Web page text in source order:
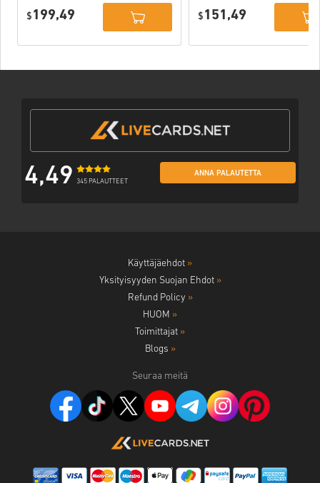
$ 199,49
$ 151,49
4,49 345 PALAUTTEET
ANNA PALAUTETTA
Käyttäjäehdot »
Yksityisyyden Suojan Ehdot »
Refund Policy »
HUOM »
Toimittajat »
Blogs »
Seuraa meitä